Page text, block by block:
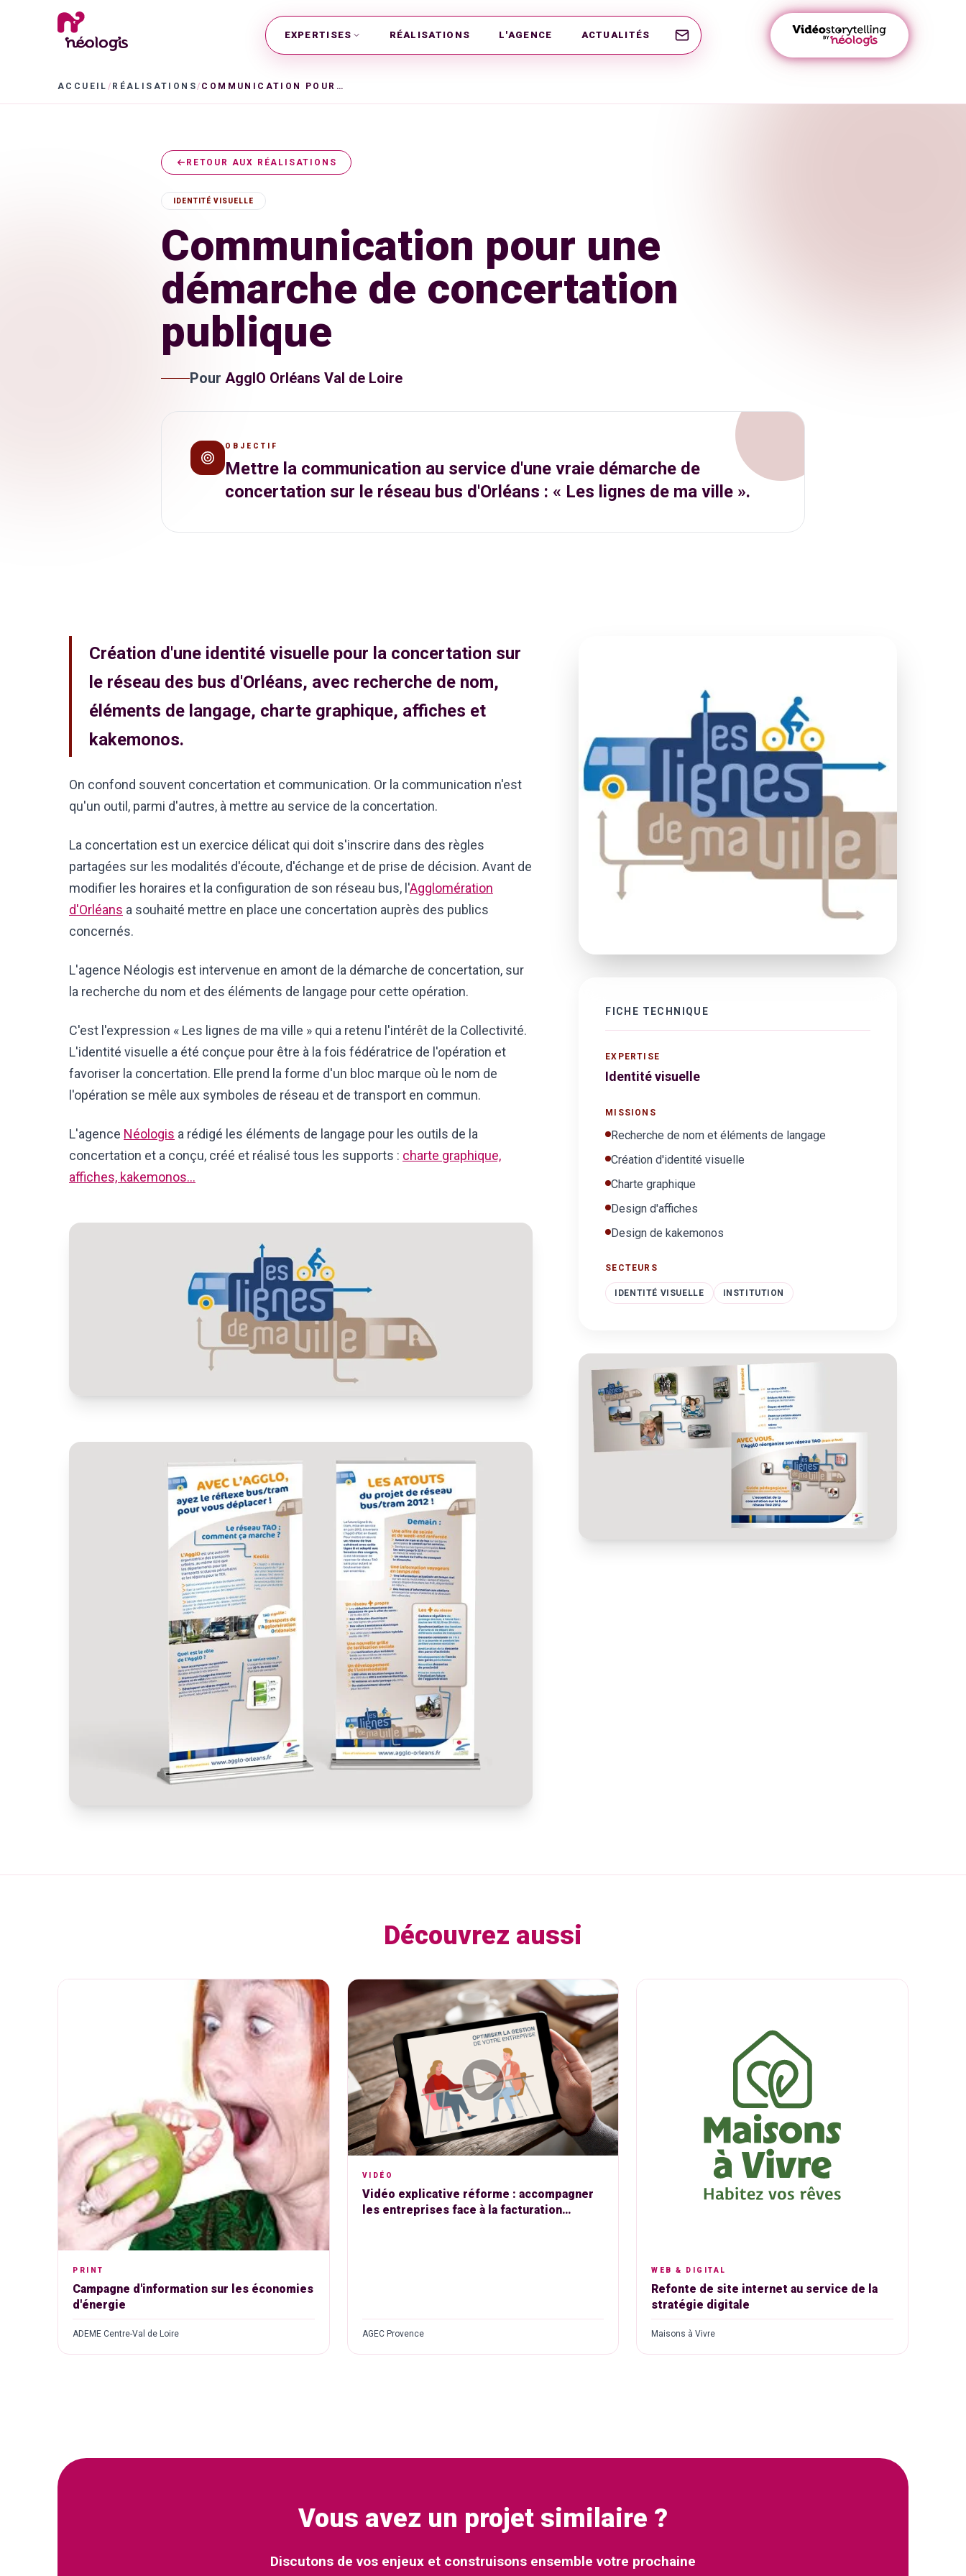
EXPERTISES RÉALISATIONS L'AGENCE ACTUALITÉS
ACCUEIL / RÉALISATIONS/ COMMUNICATION POUR UNE DÉMARCHE DE CONCERTATION PUBLIQUE
RETOUR AUX RÉALISATIONS
IDENTITÉ VISUELLE
Communication pour une
démarche de concertation
publique
Pour AgglO Orléans Val de Loire
OBJECTIF
Mettre la communication au service d'une vraie démarche de
concertation sur le réseau bus d'Orléans : « Les lignes de ma ville ».
Création d'une identité visuelle pour la concertation sur
le réseau des bus d'Orléans, avec recherche de nom,
éléments de langage, charte graphique, affiches et
kakemonos.
On confond souvent concertation et communication. Or la communication n'est
qu'un outil, parmi d'autres, à mettre au service de la concertation.
La concertation est un exercice délicat qui doit s'inscrire dans des règles
partagées sur les modalités d'écoute, d'échange et de prise de décision. Avant de
modifier les horaires et la configuration de son réseau bus, l'Agglomération
d'Orléans a souhaité mettre en place une concertation auprès des publics
concernés.
L'agence Néologis est intervenue en amont de la démarche de concertation, sur
la recherche du nom et des éléments de langage pour cette opération.
C'est l'expression « Les lignes de ma ville » qui a retenu l'intérêt de la Collectivité.
L'identité visuelle a été conçue pour être à la fois fédératrice de l'opération et
favoriser la concertation. Elle prend la forme d'un bloc marque où le nom de
l'opération se mêle aux symboles de réseau et de transport en commun.
L'agence Néologis a rédigé les éléments de langage pour les outils de la
concertation et a conçu, créé et réalisé tous les supports : charte graphique,
affiches, kakemonos…
FICHE TECHNIQUE
EXPERTISE
Identité visuelle
MISSIONS
Recherche de nom et éléments de langage
Création d'identité visuelle
Charte graphique
Design d'affiches
Design de kakemonos
SECTEURS
IDENTITÉ VISUELLE INSTITUTION
Découvrez aussi
PRINT
Campagne d'information sur les économies
d'énergie
ADEME Centre-Val de Loire
VIDÉO
Vidéo explicative réforme : accompagner
les entreprises face à la facturation
AGEC Provence
WEB & DIGITAL
Refonte de site internet au service de la
stratégie digitale
Maisons à Vivre
Vous avez un projet similaire ?
Discutons de vos enjeux et construisons ensemble votre prochaine